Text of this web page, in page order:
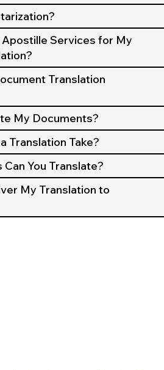
Apostille Services for My
Translation
My Documents?
Translation Take?
You Translate?
My Translation to